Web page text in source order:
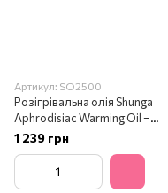
Артикул: SO2500
Розігрівальна олія Shunga
Aphrodisiac Warming Oil –
Creamy Love Latte (100 мл)
1 239 грн